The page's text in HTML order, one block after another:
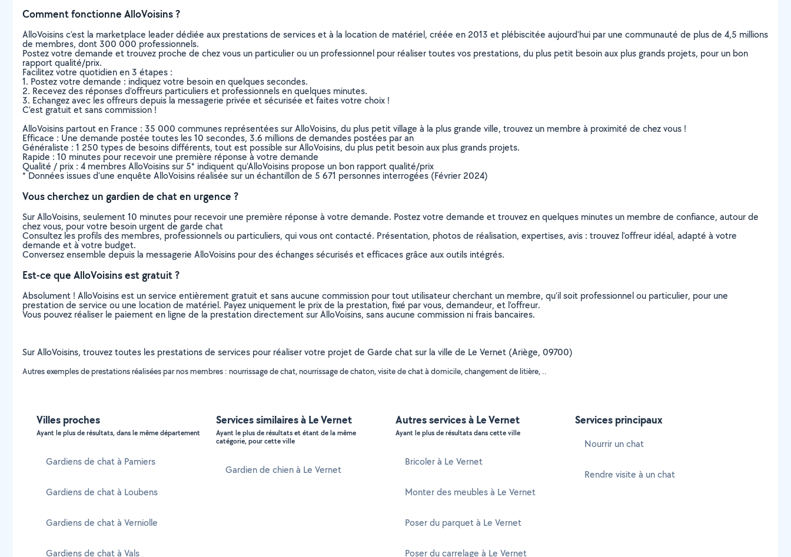
Comment fonctionne AlloVoisins ?
AlloVoisins c’est la marketplace leader dédiée aux prestations de services et à la location de matériel, créée en 2013 et plébiscitée aujourd’hui par une communauté de plus de 4,5 millions
de membres, dont 300 000 professionnels.
Postez votre demande et trouvez proche de chez vous un particulier ou un professionnel pour réaliser toutes vos prestations, du plus petit besoin aux plus grands projets, pour un bon
rapport qualité/prix.
Facilitez votre quotidien en 3 étapes :
1. Postez votre demande : indiquez votre besoin en quelques secondes.
2. Recevez des réponses d’offreurs particuliers et professionnels en quelques minutes.
3. Echangez avec les offreurs depuis la messagerie privée et sécurisée et faites votre choix !
C’est gratuit et sans commission !
AlloVoisins partout en France : 35 000 communes représentées sur AlloVoisins, du plus petit village à la plus grande ville, trouvez un membre à proximité de chez vous !
Efficace : Une demande postée toutes les 10 secondes, 3.6 millions de demandes postées par an
Généraliste : 1 250 types de besoins différents, tout est possible sur AlloVoisins, du plus petit besoin aux plus grands projets.
Rapide : 10 minutes pour recevoir une première réponse à votre demande
Qualité / prix : 4 membres AlloVoisins sur 5* indiquent qu’AlloVoisins propose un bon rapport qualité/prix
* Données issues d’une enquête AlloVoisins réalisée sur un échantillon de 5 671 personnes interrogées (Février 2024)
Vous cherchez un gardien de chat en urgence ?
Sur AlloVoisins, seulement 10 minutes pour recevoir une première réponse à votre demande. Postez votre demande et trouvez en quelques minutes un membre de confiance, autour de
chez vous, pour votre besoin urgent de garde chat
Consultez les profils des membres, professionnels ou particuliers, qui vous ont contacté. Présentation, photos de réalisation, expertises, avis : trouvez l'offreur idéal, adapté à votre
demande et à votre budget.
Conversez ensemble depuis la messagerie AlloVoisins pour des échanges sécurisés et efficaces grâce aux outils intégrés.
Est-ce que AlloVoisins est gratuit ?
Absolument ! AlloVoisins est un service entièrement gratuit et sans aucune commission pour tout utilisateur cherchant un membre, qu’il soit professionnel ou particulier, pour une
prestation de service ou une location de matériel. Payez uniquement le prix de la prestation, fixé par vous, demandeur, et l’offreur.
Vous pouvez réaliser le paiement en ligne de la prestation directement sur AlloVoisins, sans aucune commission ni frais bancaires.
Sur AlloVoisins, trouvez toutes les prestations de services pour réaliser votre projet de Garde chat sur la ville de Le Vernet (Ariège, 09700)
Autres exemples de prestations réalisées par nos membres : nourrissage de chat, nourrissage de chaton, visite de chat à domicile, changement de litière, ..
Villes proches
Ayant le plus de résultats, dans le même département
Gardiens de chat à Pamiers
Gardiens de chat à Loubens
Gardiens de chat à Verniolle
Gardiens de chat à Vals
Services similaires à Le Vernet
Ayant le plus de résultats et étant de la même
catégorie, pour cette ville
Gardien de chien à Le Vernet
Autres services à Le Vernet
Ayant le plus de résultats dans cette ville
Bricoler à Le Vernet
Monter des meubles à Le Vernet
Poser du parquet à Le Vernet
Poser du carrelage à Le Vernet
Services principaux
Nourrir un chat
Rendre visite à un chat